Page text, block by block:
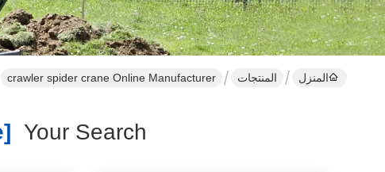
المنزل المنتجات crawler spider crane Online Manufacturer
Your Search
[crawler Spider Crane ]